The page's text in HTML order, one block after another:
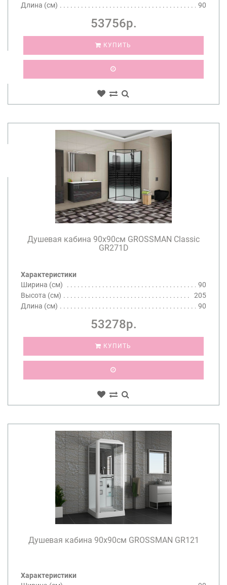
Длина (см)
90
53756р.
КУПИТЬ
Душевая кабина 90х90см GROSSMAN Classic
GR271D
Характеристики
Ширина (см)
90
Высота (см)
205
Длина (см)
90
53278р.
КУПИТЬ
Душевая кабина 90х90см GROSSMAN GR121
Характеристики